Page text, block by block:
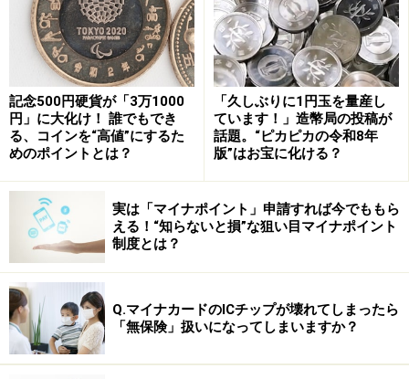
故郷に帰って働きたいと願い、古くからの友人を失いた
くないと思っている。
そのため地元の企業に家族何世代にもわたって勤め続
け、企業と家族が運命共同体になっている。その地域に
住む住民らがみんなで力を合わせて会社のために頑張る
構図になっている。
ドイツは「家族所有」企業が9割超
第2は、ドイツの中小企業では家族所有が多く、約95％
がそうだが、所有と経営の分離が行われており、若くて
優秀な経営者が企業を切り盛りしている。所有者は、地
域に住んでいて、都会に移転することにほとんど同意し
ない。
記念500円硬貨が「3万1000
円」に大化け！ 誰でもでき
る、コインを“高値”にするた
めのポイントとは？
「久しぶりに1円玉を量産し
ています！」造幣局の投稿が
話題。“ピカピカの令和8年
版”はお宝に化ける？
実は「マイナポイント」申請すれば今でももら
える！“知らないと損”な狙い目マイナポイント
制度とは？
Q.マイナカードのICチップが壊れてしまったら
「無保険」扱いになってしまいますか？